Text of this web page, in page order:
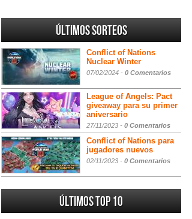
Últimos sorteos
Conflict of Nations
Nuclear Winter
07/02/2024 - 0 Comentarios
League of Angels: Pact
giveaway para su primer
aniversario
27/11/2023 - 0 Comentarios
Conflict of Nations para
jugadores nuevos
02/11/2023 - 0 Comentarios
Últimos Top 10